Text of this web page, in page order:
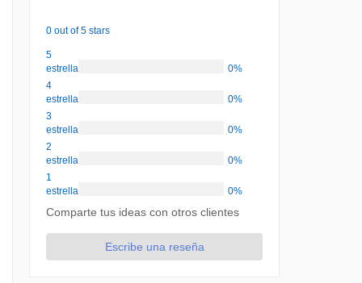
0 out of 5 stars
5
estrellas
0%
4
estrellas
0%
3
estrellas
0%
2
estrellas
0%
1
estrellas
0%
Comparte tus ideas con otros clientes
Escribe una reseña